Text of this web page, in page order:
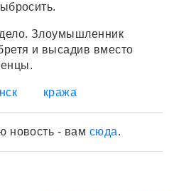
Злоумышленник
и высадив вместо
кража
новость - вам сюда.